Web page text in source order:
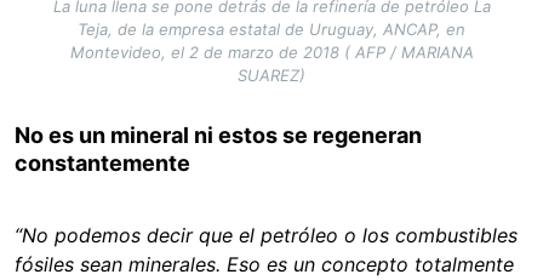
La luna llena se pone detrás de la refinería de petróleo La
Teja, de la empresa estatal de Uruguay, ANCAP, en
Montevideo, el 2 de marzo de 2018 ( AFP / MARIANA
SUAREZ)
No es un mineral ni estos se regeneran
constantemente
“No podemos decir que el petróleo o los combustibles
fósiles sean minerales. Eso es un concepto totalmente